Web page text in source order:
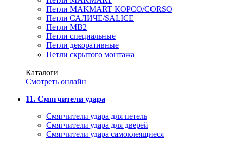
Петли MAKMART КОРСО/CORSO
Петли САЛИЧЕ/SALICE
Петли MB2
Петли специальные
Петли декоративные
Петли скрытого монтажа
Каталоги
Смотреть онлайн
11. Смягчители удара
Смягчители удара для петель
Смягчители удара для дверей
Cмягчители удара самоклеящиеся